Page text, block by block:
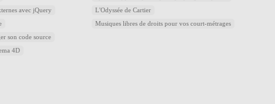
avec jQuery
son code source
4D
L'Odyssée de Cartier
Musiques libres de droits pour vos court-métrages